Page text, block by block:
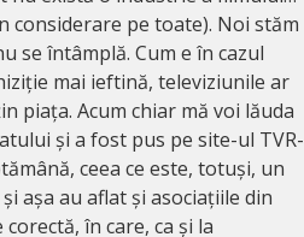
considerare pe toate). Noi stăm
se întâmplă. Cum e în cazul
mai ieftină, televiziunile ar
piața. Acum chiar mă voi lăuda
și a fost pus pe site-ul TVR-
ceea ce este, totuși, un
așa au aflat și asociațiile din
în care, ca și la